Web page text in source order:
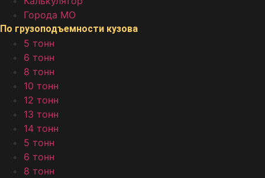
Города МО
По грузоподъемности кузова
5 тонн
6 тонн
8 тонн
10 тонн
12 тонн
13 тонн
14 тонн
5 тонн
6 тонн
8 тонн